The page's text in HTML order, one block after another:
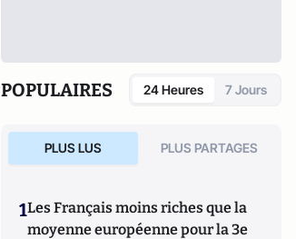
POPULAIRES 24 Heures 7 Jours
PLUS LUS PLUS PARTAGES
1Les Français moins riches que la
moyenne européenne pour la 3e